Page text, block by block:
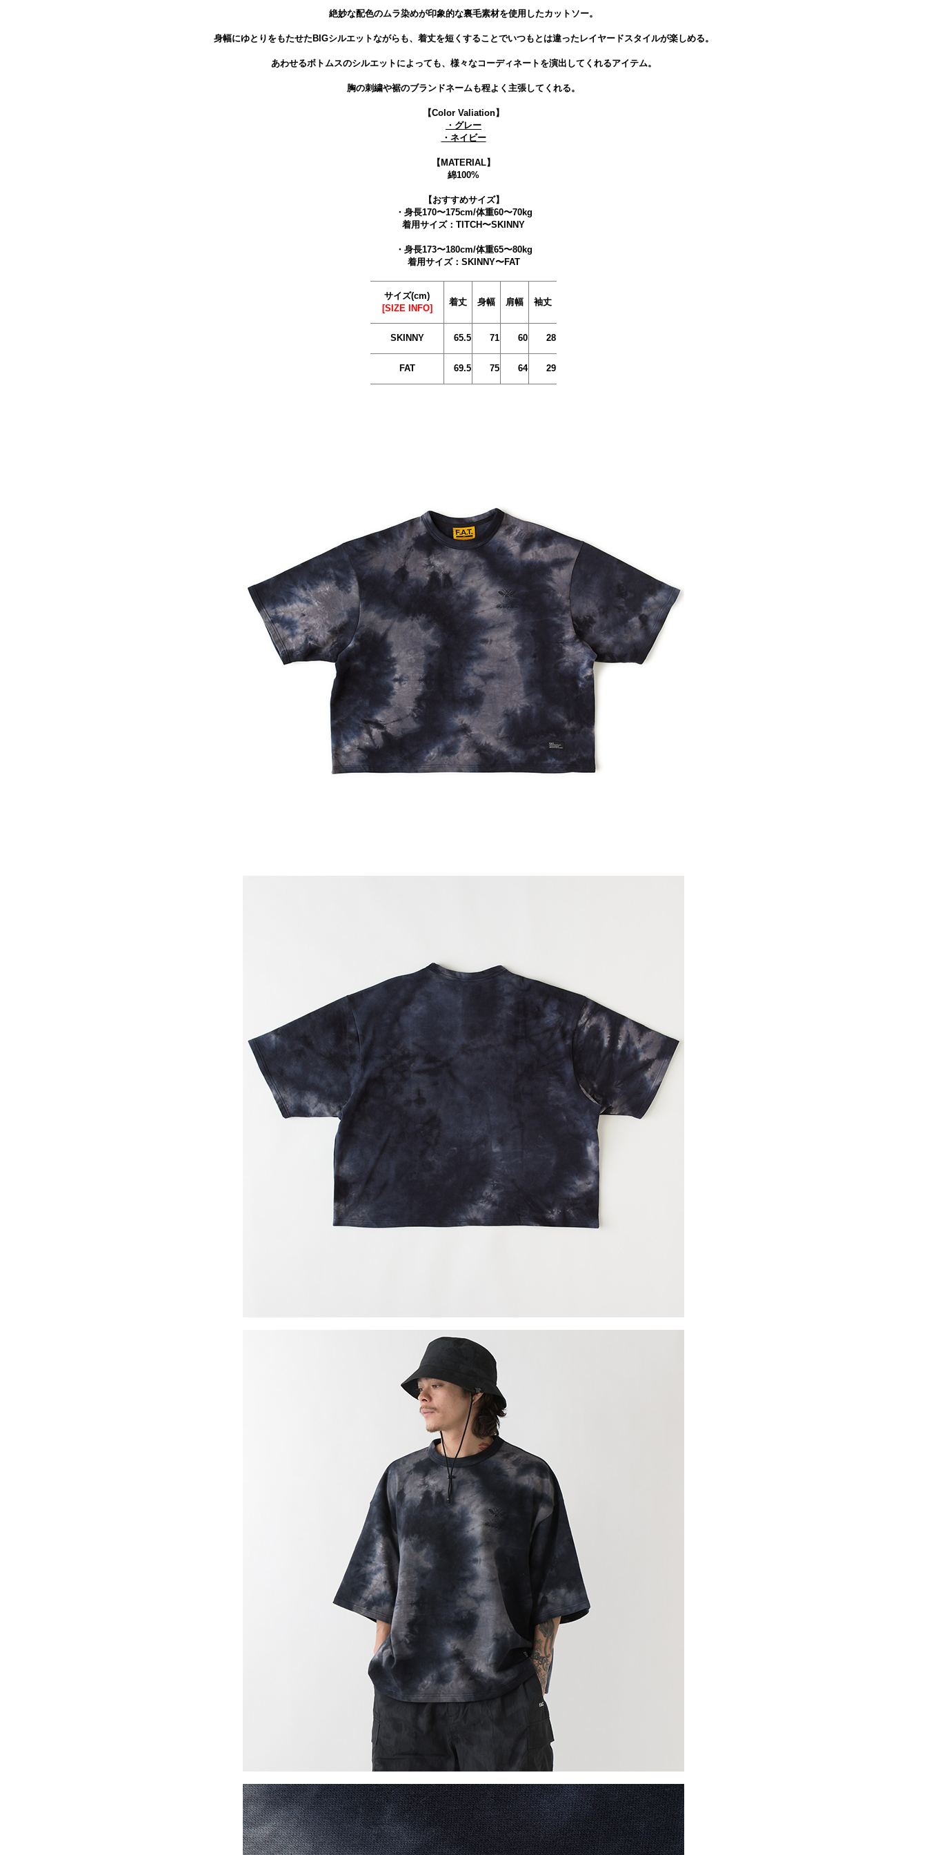
絶妙な配色のムラ染めが印象的な裏毛素材を使用したカットソー。
身幅にゆとりをもたせたBIGシルエットながらも、着丈を短くすることでいつもとは違ったレイヤードスタイルが楽しめる。
あわせるボトムスのシルエットによっても、様々なコーディネートを演出してくれるアイテム。
胸の刺繍や裾のブランドネームも程よく主張してくれる。
【Color Valiation】
・グレー
・ネイビー
【MATERIAL】
綿100%
【おすすめサイズ】
・身長170〜175cm/体重60〜70kg
着用サイズ：TITCH〜SKINNY
・身長173〜180cm/体重65〜80kg
着用サイズ：SKINNY〜FAT
サイズ(cm)
[SIZE INFO]
着丈 身幅 肩幅 袖丈
SKINNY 65.5 71 60 28
FAT 69.5 75 64 29